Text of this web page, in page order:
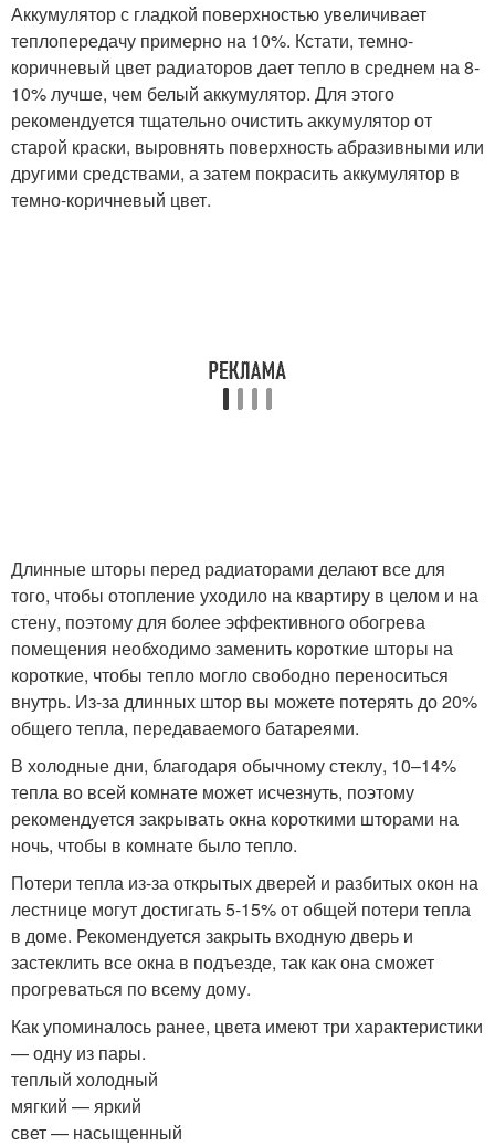
Аккумулятор с гладкой поверхностью увеличивает
теплопередачу примерно на 10%. Кстати, темно-
коричневый цвет радиаторов дает тепло в среднем на 8-
10% лучше, чем белый аккумулятор. Для этого
рекомендуется тщательно очистить аккумулятор от
старой краски, выровнять поверхность абразивными или
другими средствами, а затем покрасить аккумулятор в
темно-коричневый цвет.
Длинные шторы перед радиаторами делают все для
того, чтобы отопление уходило на квартиру в целом и на
стену, поэтому для более эффективного обогрева
помещения необходимо заменить короткие шторы на
короткие, чтобы тепло могло свободно переноситься
внутрь. Из-за длинных штор вы можете потерять до 20%
общего тепла, передаваемого батареями.
В холодные дни, благодаря обычному стеклу, 10–14%
тепла во всей комнате может исчезнуть, поэтому
рекомендуется закрывать окна короткими шторами на
ночь, чтобы в комнате было тепло.
Потери тепла из-за открытых дверей и разбитых окон на
лестнице могут достигать 5-15% от общей потери тепла
в доме. Рекомендуется закрыть входную дверь и
застеклить все окна в подъезде, так как она сможет
прогреваться по всему дому.
Как упоминалось ранее, цвета имеют три характеристики
— одну из пары.
теплый холодный
мягкий — яркий
свет — насыщенный